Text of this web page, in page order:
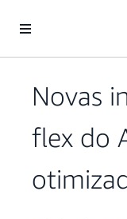
Pular para o conteúdo
Novas
flex do